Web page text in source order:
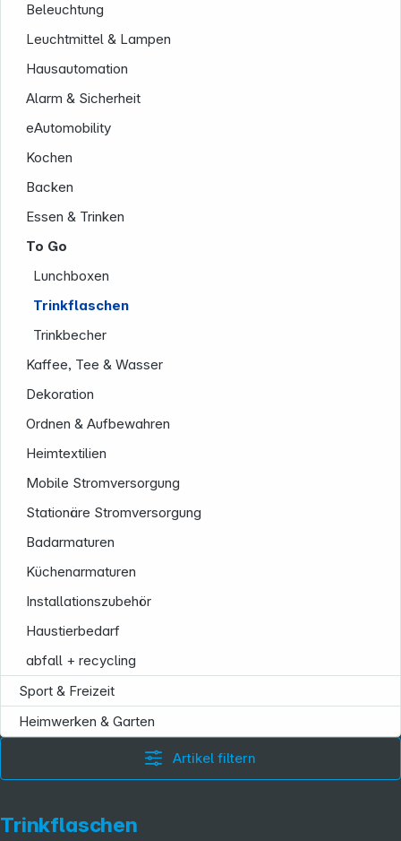
Beleuchtung
Leuchtmittel & Lampen
Hausautomation
Alarm & Sicherheit
eAutomobility
Kochen
Backen
Essen & Trinken
To Go
Lunchboxen
Trinkflaschen
Trinkbecher
Kaffee, Tee & Wasser
Dekoration
Ordnen & Aufbewahren
Heimtextilien
Mobile Stromversorgung
Stationäre Stromversorgung
Badarmaturen
Küchenarmaturen
Installationszubehör
Haustierbedarf
abfall + recycling
Sport & Freizeit
Heimwerken & Garten
Artikel filtern
Trinkflaschen
Service
Informationen